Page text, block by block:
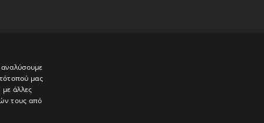
αναλύσουμε
μας
με άλλες
τους από